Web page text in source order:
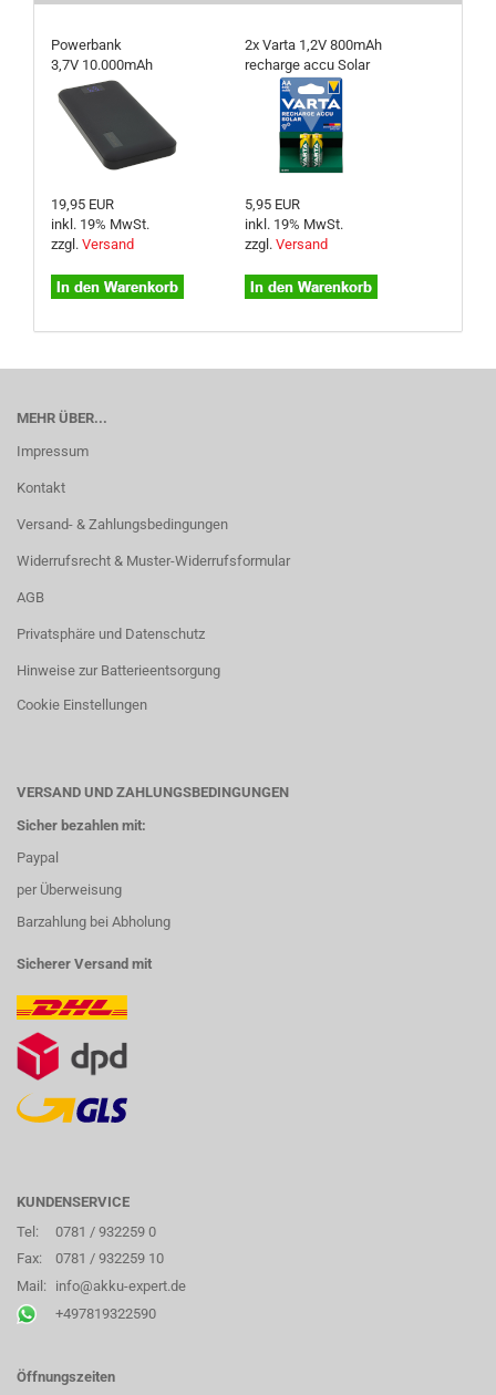
Powerbank
3,7V 10.000mAh
19,95 EUR
inkl. 19% MwSt.
zzgl. Versand
2x Varta 1,2V 800mAh
recharge accu Solar
5,95 EUR
inkl. 19% MwSt.
zzgl. Versand
MEHR ÜBER...
Impressum
Kontakt
Versand- & Zahlungsbedingungen
Widerrufsrecht & Muster-Widerrufsformular
AGB
Privatsphäre und Datenschutz
Hinweise zur Batterieentsorgung
Cookie Einstellungen
VERSAND UND ZAHLUNGSBEDINGUNGEN
Sicher bezahlen mit:
Paypal
per Überweisung
Barzahlung bei Abholung
Sicherer Versand mit
KUNDENSERVICE
Tel:
0781 / 932259 0
Fax:
0781 / 932259 10
Mail:
info@akku-expert.de
+497819322590
Öffnungszeiten